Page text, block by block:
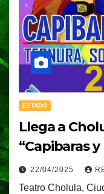
ESTADO
Llega a
“Capibaras
22/04/2025
Teatro Cholula,